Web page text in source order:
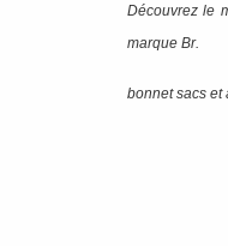
Découvrez le
marque Br.
bonnet sacs et